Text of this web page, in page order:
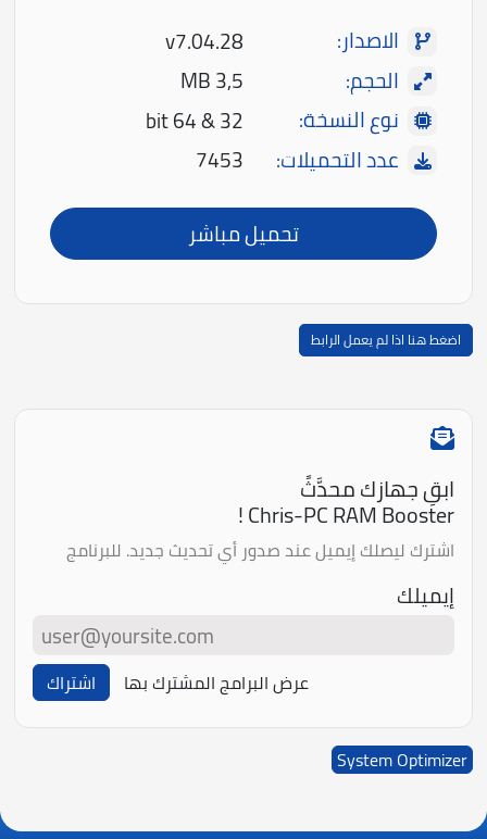
الاصدار:
v7.04.28
الحجم:
3,5 MB
نوع النسخة:
32 & 64 bit
عدد التحميلات:
7453
تحميل مباشر
اضغط هنا اذا لم يعمل الرابط
ابقِ جهازك محدَّثً
Chris-PC RAM Booster !
اشترك ليصلك إيميل عند صدور أي تحديث جديد. للبرنامج
إيميلك
عرض البرامج المشترك بها اشتراك
System Optimizer